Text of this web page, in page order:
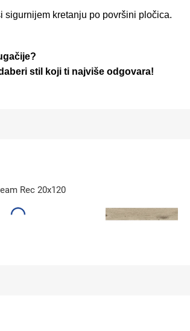
kretanju po površini pločica.
stil koji ti najviše odgovara!
Rec 20x120